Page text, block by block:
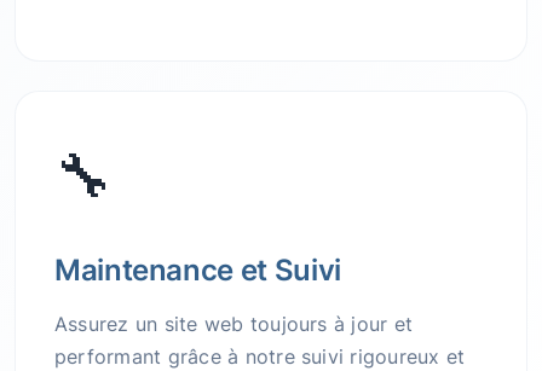
🔧
Maintenance et Suivi
Assurez un site web toujours à jour et
performant grâce à notre suivi rigoureux et